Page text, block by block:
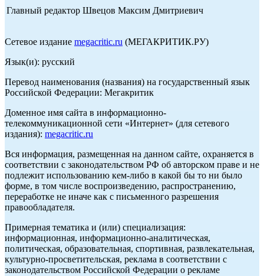
Главный редактор Швецов Максим Дмитриевич
Сетевое издание megacritic.ru (МЕГАКРИТИК.РУ)
Язык(и): русский
Перевод наименования (названия) на государственный язык
Российской Федерации: Мегакритик
Доменное имя сайта в информационно-
телекоммуникационной сети «Интернет» (для сетевого
издания): megacritic.ru
Вся информация, размещенная на данном сайте, охраняется в
соответствии с законодательством РФ об авторском праве и не
подлежит использованию кем-либо в какой бы то ни было
форме, в том числе воспроизведению, распространению,
переработке не иначе как с письменного разрешения
правообладателя.
Примерная тематика и (или) специализация:
информационная, информационно-аналитическая,
политическая, образовательная, спортивная, развлекательная,
культурно-просветительская, реклама в соответствии с
законодательством Российской Федерации о рекламе